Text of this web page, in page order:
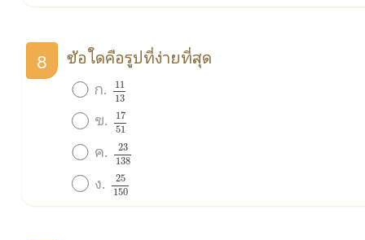
8
ข้อใดคือรูปที่ง่ายที่สุด
ก.
11
13
11
ข.
17
51
17
ค.
23
138
23138
ง.
25
150
25150